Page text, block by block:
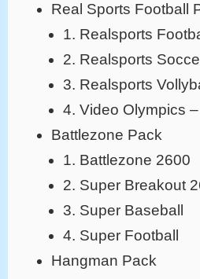
Real Sports Football
1. Realsports
2. Realsports
3. Realsports
4. Video Olympics
Battlezone Pack
1. Battlezone 2600
2. Super Breakout
3. Super Baseball
4. Super Football
Hangman Pack